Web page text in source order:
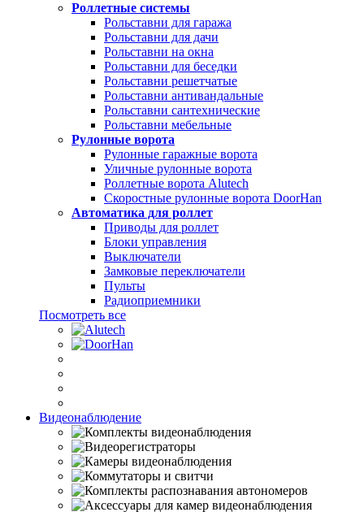
Роллетные системы
Рольставни для гаража
Рольставни для дачи
Рольставни на окна
Рольставни для беседки
Рольставни решетчатые
Рольставни антивандальные
Рольставни сантехнические
Рольставни мебельные
Рулонные ворота
Рулонные гаражные ворота
Уличные рулонные ворота
Роллетные ворота Alutech
Скоростные рулонные ворота DoorHan
Автоматика для роллет
Приводы для роллет
Блоки управления
Выключатели
Замковые переключатели
Пульты
Радиоприемники
Посмотреть все
Видеонаблюдение